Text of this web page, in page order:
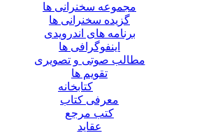
مجموعه سخنرانی ها
گزیده سخنرانی ها
برنامه های اندرویدی
اینفوگرافی ها
مطالب صوتی و تصویری
تقویم ها
كتابخانه
معرفی کتاب
کتب مرجع
عقاید